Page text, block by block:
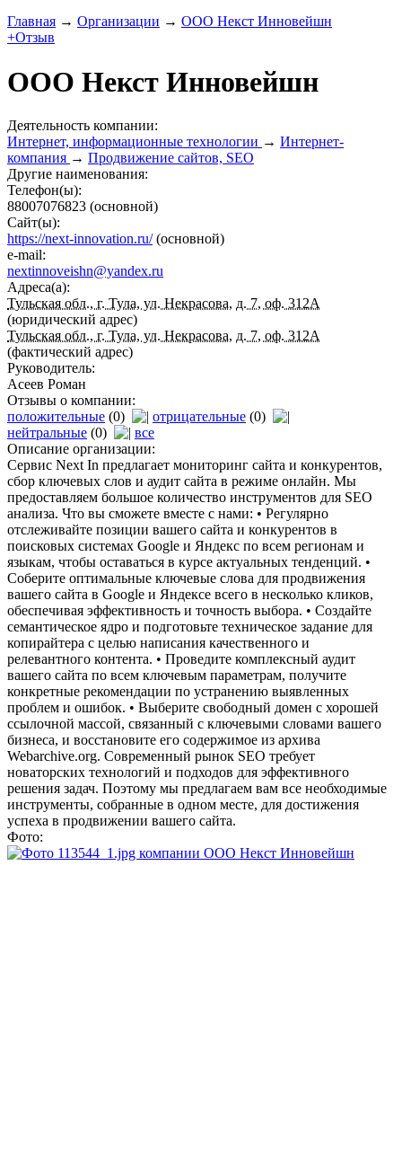
Главная → Организации → ООО Некст Инновейшн
+Отзыв
ООО Некст Инновейшн
Деятельность компании:
Интернет, информационные технологии → Интернет-
компания → Продвижение сайтов, SEO
Другие наименования:
Телефон(ы):
88007076823 (основной)
Сайт(ы):
https://next-innovation.ru/(основной)
e-mail:
nextinnoveishn@yandex.ru
Адреса(а):
Тульская обл., г. Тула, ул. Некрасова, д. 7, оф. 312А
(юридический адрес)
Тульская обл., г. Тула, ул. Некрасова, д. 7, оф. 312А
(фактический адрес)
Руководитель:
Асеев Роман
Отзывы о компании:
положительные (0) отрицательные (0)
нейтральные (0)
все
Описание организации:
Сервис Next In предлагает мониторинг сайта и конкурентов,
сбор ключевых слов и аудит сайта в режиме онлайн. Мы
предоставляем большое количество инструментов для SEO
анализа. Что вы сможете вместе с нами: • Регулярно
отслеживайте позиции вашего сайта и конкурентов в
поисковых системах Google и Яндекс по всем регионам и
языкам, чтобы оставаться в курсе актуальных тенденций. •
Соберите оптимальные ключевые слова для продвижения
вашего сайта в Google и Яндексе всего в несколько кликов,
обеспечивая эффективность и точность выбора. • Создайте
семантическое ядро и подготовьте техническое задание для
копирайтера с целью написания качественного и
релевантного контента. • Проведите комплексный аудит
вашего сайта по всем ключевым параметрам, получите
конкретные рекомендации по устранению выявленных
проблем и ошибок. • Выберите свободный домен с хорошей
ссылочной массой, связанный с ключевыми словами вашего
бизнеса, и восстановите его содержимое из архива
Webarchive.org. Современный рынок SEO требует
новаторских технологий и подходов для эффективного
решения задач. Поэтому мы предлагаем вам все необходимые
инструменты, собранные в одном месте, для достижения
успеха в продвижении вашего сайта.
Фото: